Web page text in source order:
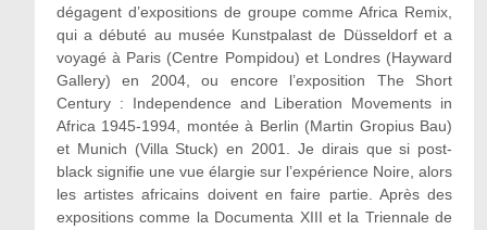
dégagent d’expositions de groupe comme Africa Remix,
qui a débuté au musée Kunstpalast de Düsseldorf et a
voyagé à Paris (Centre Pompidou) et Londres (Hayward
Gallery) en 2004, ou encore l’exposition The Short
Century : Independence and Liberation Movements in
Africa 1945-1994, montée à Berlin (Martin Gropius Bau)
et Munich (Villa Stuck) en 2001. Je dirais que si post-
black signifie une vue élargie sur l’expérience Noire, alors
les artistes africains doivent en faire partie. Après des
expositions comme la Documenta XIII et la Triennale de